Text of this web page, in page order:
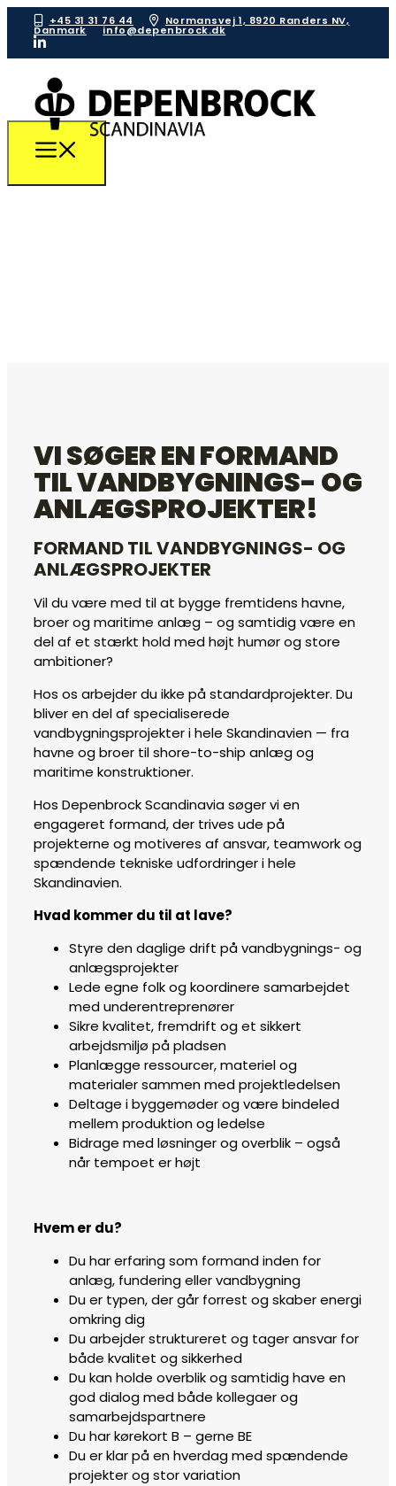
+45 31 31 76 44 Normansvej 1, 8920 Randers NV,
Danmark info@depenbrock.dk
VI SØGER EN FORMAND
TIL VANDBYGNINGS- OG
ANLÆGSPROJEKTER!
FORMAND TIL VANDBYGNINGS- OG
ANLÆGSPROJEKTER
Vil du være med til at bygge fremtidens havne,
broer og maritime anlæg – og samtidig være en
del af et stærkt hold med højt humør og store
ambitioner?
Hos os arbejder du ikke på standardprojekter. Du
bliver en del af specialiserede
vandbygningsprojekter i hele Skandinavien — fra
havne og broer til shore-to-ship anlæg og
maritime konstruktioner.
Hos Depenbrock Scandinavia søger vi en
engageret formand, der trives ude på
projekterne og motiveres af ansvar, teamwork og
spændende tekniske udfordringer i hele
Skandinavien.
Hvad kommer du til at lave?
Styre den daglige drift på vandbygnings- og
anlægsprojekter
Lede egne folk og koordinere samarbejdet
med underentreprenører
Sikre kvalitet, fremdrift og et sikkert
arbejdsmiljø på pladsen
Planlægge ressourcer, materiel og
materialer sammen med projektledelsen
Deltage i byggemøder og være bindeled
mellem produktion og ledelse
Bidrage med løsninger og overblik – også
når tempoet er højt
Hvem er du?
Du har erfaring som formand inden for
anlæg, fundering eller vandbygning
Du er typen, der går forrest og skaber energi
omkring dig
Du arbejder struktureret og tager ansvar for
både kvalitet og sikkerhed
Du kan holde overblik og samtidig have en
god dialog med både kollegaer og
samarbejdspartnere
Du har kørekort B – gerne BE
Du er klar på en hverdag med spændende
projekter og stor variation